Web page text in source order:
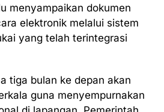
menyampaikan dokumen
elektronik melalui sistem
yang telah terintegrasi
tiga bulan ke depan akan
guna menyempurnakan